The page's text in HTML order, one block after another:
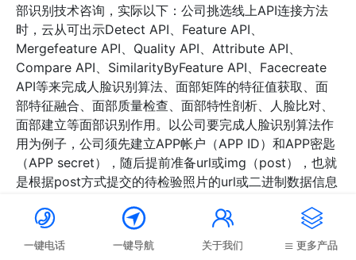
部识别技术咨询，实际以下：公司挑选线上API连接方法
时，云从可出示Detect API、Feature API、
Mergefeature API、Quality API、Attribute API、
Compare API、SimilarityByFeature API、Facecreate
API等来完成人脸识别算法、面部矩阵的特征值获取、面
部特征融合、面部质量检查、面部特性剖析、人脸比对、
面部建立等面部识别作用。以公司要完成人脸识别算法作
用为例子，公司须先建立APP帐户（APP ID）和APP密匙
（APP secret），随后提前准备url或img（post），也就
是根据post方式提交的待检验照片的url或二进制数据信息
Detect API来开展人脸识别算法鉴别作用。公司挑选SDK
连接方法时，关键将该SDK开发包运用于各种各样终端设

一键电话

一键导航

关于我们

更多产品